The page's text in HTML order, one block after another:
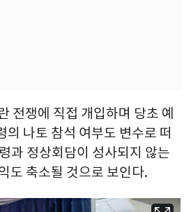
전쟁에 직접 개입하며 당초 예
의 나토 참석 여부도 변수로 떠
과 정상회담이 성사되지 않는
도 축소될 것으로 보인다.